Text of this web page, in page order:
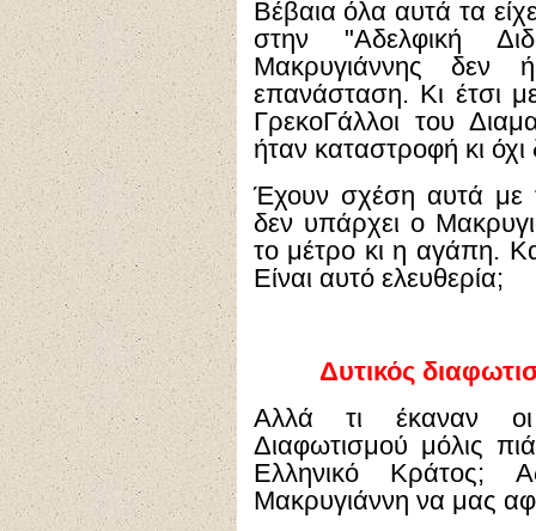
Βέβαια όλα αυτά τα
στην "Αδελφική
Μακρυγιάννης δεν
επανάσταση. Κι έτσι
ΓρεκοΓάλλοι του
ήταν καταστροφή κι όχι
Έχουν σχέση αυτά με
δεν υπάρχει ο
το μέτρο κι η αγάπη.
Είναι αυτό ελευθερία;
Δυτικός
Αλλά τι έκαναν οι
Διαφωτισμού μόλις
Ελληνικό Κράτος;
Μακρυγιάννη να μας